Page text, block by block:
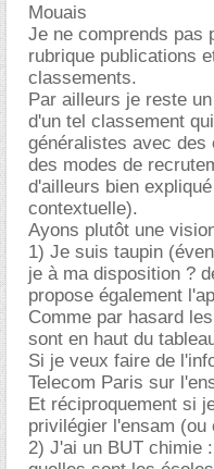
Mouais
Je ne comprends pas
rubrique publications
classements.
Par ailleurs je reste
d'un tel classement
généralistes avec
des modes de
d'ailleurs bien
contextuelle).
Ayons plutôt une
1) Je suis taupin
je à ma disposition ?
propose également
Comme par hasard
sont en haut du
Si je veux faire de
Telecom Paris sur
Et réciproquement si
privilégier l'ensam
2) J'ai un BUT chimie